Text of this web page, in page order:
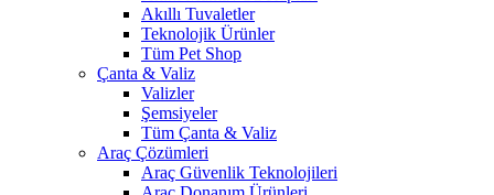
Akıllı Tuvaletler
Teknolojik Ürünler
Tüm Pet Shop
Çanta & Valiz
Valizler
Şemsiyeler
Tüm Çanta & Valiz
Araç Çözümleri
Araç Güvenlik Teknolojileri